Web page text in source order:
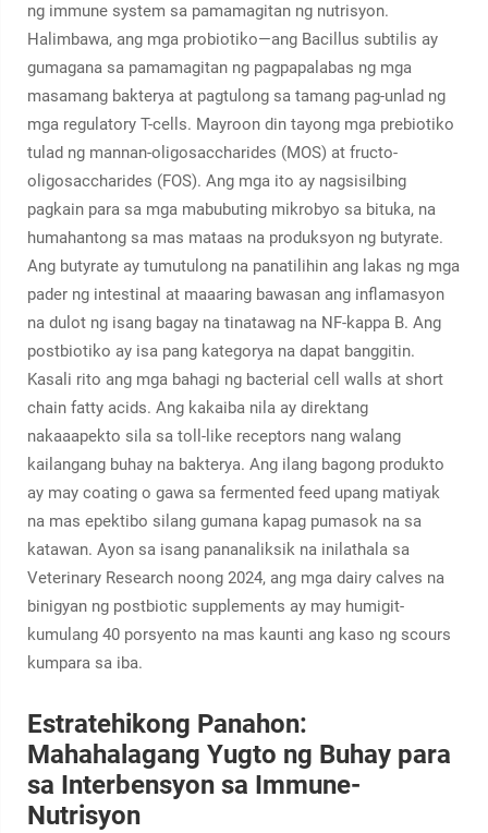
ng immune system sa pamamagitan ng nutrisyon.
Halimbawa, ang mga probiotiko—ang Bacillus subtilis ay
gumagana sa pamamagitan ng pagpapalabas ng mga
masamang bakterya at pagtulong sa tamang pag-unlad ng
mga regulatory T-cells. Mayroon din tayong mga prebiotiko
tulad ng mannan-oligosaccharides (MOS) at fructo-
oligosaccharides (FOS). Ang mga ito ay nagsisilbing
pagkain para sa mga mabubuting mikrobyo sa bituka, na
humahantong sa mas mataas na produksyon ng butyrate.
Ang butyrate ay tumutulong na panatilihin ang lakas ng mga
pader ng intestinal at maaaring bawasan ang inflamasyon
na dulot ng isang bagay na tinatawag na NF-kappa B. Ang
postbiotiko ay isa pang kategorya na dapat banggitin.
Kasali rito ang mga bahagi ng bacterial cell walls at short
chain fatty acids. Ang kakaiba nila ay direktang
nakaaapekto sila sa toll-like receptors nang walang
kailangang buhay na bakterya. Ang ilang bagong produkto
ay may coating o gawa sa fermented feed upang matiyak
na mas epektibo silang gumana kapag pumasok na sa
katawan. Ayon sa isang pananaliksik na inilathala sa
Veterinary Research noong 2024, ang mga dairy calves na
binigyan ng postbiotic supplements ay may humigit-
kumulang 40 porsyento na mas kaunti ang kaso ng scours
kumpara sa iba.
Estratehikong Panahon:
Mahahalagang Yugto ng Buhay para
sa Interbensyon sa Immune-
Nutrisyon